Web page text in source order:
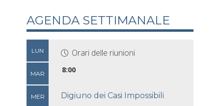
AGENDA SETTIMANALE
LUN
MAR
MER
Orari delle riunioni
8:00
Digiuno dei Casi Impossibili